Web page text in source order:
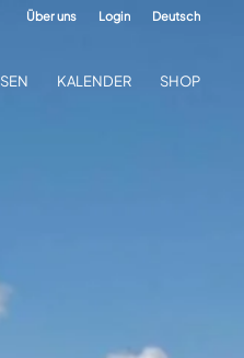
Über uns Login Deutsch
KALENDER SHOP